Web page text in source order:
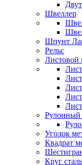
Швеллер
Шпунт
Рельс
Листовой
Рулонный
Уголок
Квадрат
Круг